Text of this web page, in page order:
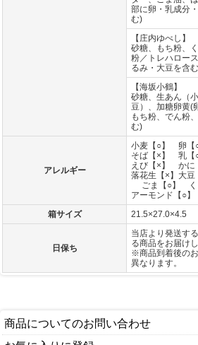
部に卵・乳成分
む)
【庄内ゆべし】
砂糖、もち粉、
粉／トレハロー
るみ・大豆を含
【海坂小鶴】
砂糖、生あん（
豆）、加糖卵黄(
もち粉、でん粉
む)
アレルギー
小麦【○】 卵【○
そば【×】 乳【○
えび【×】 かに
落花生【×】大豆
ごま【○】 く
アーモンド【○】
箱サイズ
21.5×27.0×4.5
日保ち
当店より発送す
る商品をお届け
※商品到着後の
異なります。
商品についてのお問い合わせ